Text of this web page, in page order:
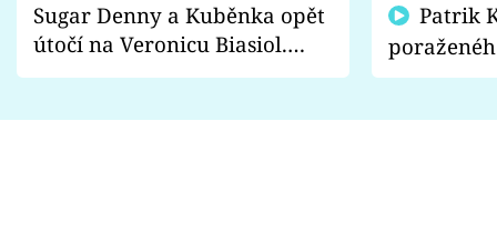
Sugar Denny a Kuběnka opět
útočí na Veronicu Biasiol.
Proč je podle nich falešná a
fanoušci